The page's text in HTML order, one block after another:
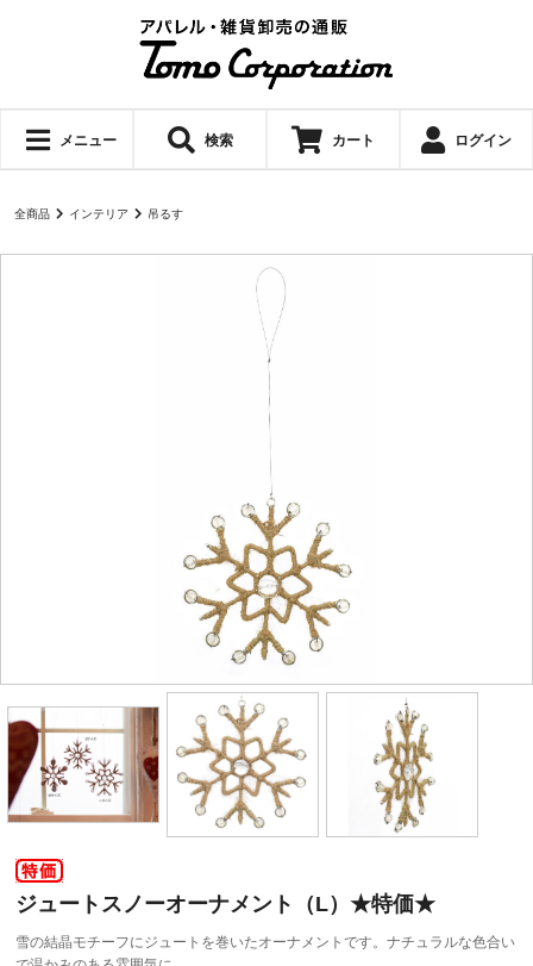
メニュー 検索 カート ログイン
全商品 インテリア 吊るす
ジュートスノーオーナメント（L）★特価★
雪の結晶モチーフにジュートを巻いたオーナメントです。ナチュラルな色合い